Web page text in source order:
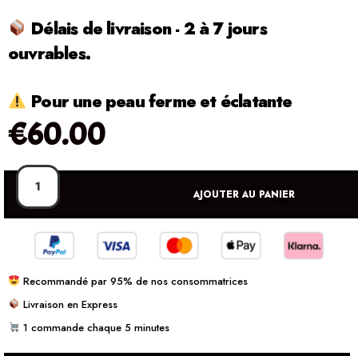
Délais de livraison - 2 à 7 jours
ouvrables.
Pour une peau ferme et éclatante
€60.00
AJOUTER AU PANIER
Recommandé par 95% de nos consommatrices
Livraison en Express
1 commande chaque 5 minutes